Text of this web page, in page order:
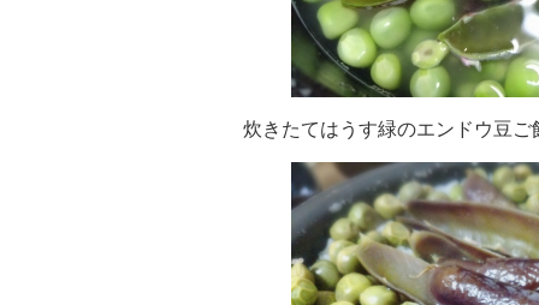
炊きたてはうす緑のエンドウ豆ご